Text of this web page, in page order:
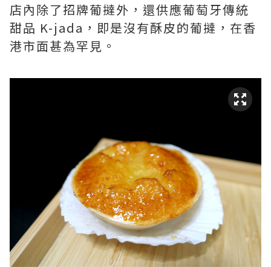
店內除了招牌葡撻外，還供應葡萄牙傳統
甜品 K-jada，即是沒有酥皮的葡撻，在香
港市面甚為罕見。